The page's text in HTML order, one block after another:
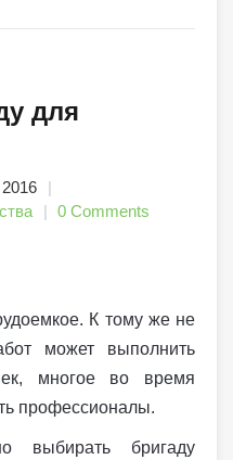
для
0 Comments
К тому же не
может выполнить
многое во время
профессионалы.
выбирать бригаду